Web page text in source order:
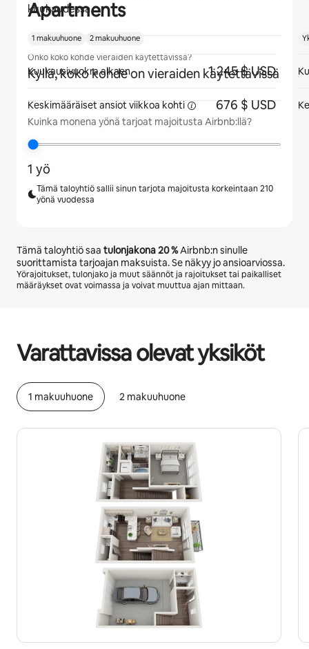
kuukaudessa
Onko koko kohde vieraiden käytettävissä?
Kyllä, koko kohde on vieraiden käytettävissä
Kuinka monena yönä tarjoat majoitusta Airbnb:llä?
1 yö
Tämä taloyhtiö sallii sinun tarjota majoitusta korkeintaan 210
yönä vuodessa
Tämä taloyhtiö saa tulonjakona20 %Airbnb:n sinulle
suorittamista tarjoajan maksuista. Se näkyy jo ansioarviossa.
Yörajoitukset, tulonjako ja muut säännöt ja rajoitukset tai paikalliset
määräykset ovat voimassa ja voivat muuttua ajan mittaan.
Varattavissa olevat yksiköt
1 makuuhuone 2 makuuhuone
Apartments
1 makuuhuone 2 makuuhuone
Kuukausivuokra alkaen 1 245 $ USD
Keskimääräiset ansiot viikkoa kohti 676 $ USD